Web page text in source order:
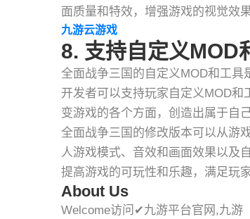
面质量和特效，增强游戏的视觉效
九游云游戏
8. 支持自定义MOD
全面战争三国的自定义MOD和工具
开发者可以支持玩家自定义MOD
变游戏的各个方面，创造出属于自
全面战争三国的修改版本可以从游
人游戏模式、音效和画面效果以及
提高游戏的可玩性和乐趣，满足玩
About Us
Welcome访问✔九游平台官网,九游